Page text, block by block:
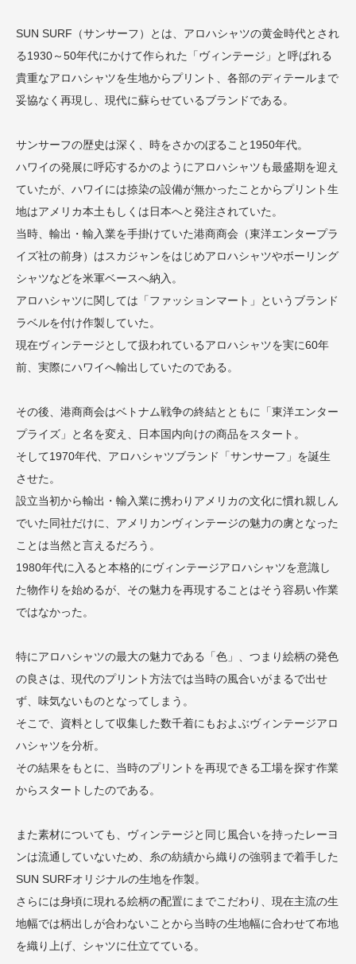
SUN SURF（サンサーフ）とは、アロハシャツの黄金時代とされ
る1930～50年代にかけて作られた「ヴィンテージ」と呼ばれる
貴重なアロハシャツを生地からプリント、各部のディテールまで
妥協なく再現し、現代に蘇らせているブランドである。
サンサーフの歴史は深く、時をさかのぼること1950年代。
ハワイの発展に呼応するかのようにアロハシャツも最盛期を迎え
ていたが、ハワイには捺染の設備が無かったことからプリント生
地はアメリカ本土もしくは日本へと発注されていた。
当時、輸出・輸入業を手掛けていた港商商会（東洋エンタープラ
イズ社の前身）はスカジャンをはじめアロハシャツやボーリング
シャツなどを米軍ベースへ納入。
アロハシャツに関しては「ファッションマート」というブランド
ラベルを付け作製していた。
現在ヴィンテージとして扱われているアロハシャツを実に60年
前、実際にハワイへ輸出していたのである。
その後、港商商会はベトナム戦争の終結とともに「東洋エンター
プライズ」と名を変え、日本国内向けの商品をスタート。
そして1970年代、アロハシャツブランド「サンサーフ」を誕生
させた。
設立当初から輸出・輸入業に携わりアメリカの文化に慣れ親しん
でいた同社だけに、アメリカンヴィンテージの魅力の虜となった
ことは当然と言えるだろう。
1980年代に入ると本格的にヴィンテージアロハシャツを意識し
た物作りを始めるが、その魅力を再現することはそう容易い作業
ではなかった。
特にアロハシャツの最大の魅力である「色」、つまり絵柄の発色
の良さは、現代のプリント方法では当時の風合いがまるで出せ
ず、味気ないものとなってしまう。
そこで、資料として収集した数千着にもおよぶヴィンテージアロ
ハシャツを分析。
その結果をもとに、当時のプリントを再現できる工場を探す作業
からスタートしたのである。
また素材についても、ヴィンテージと同じ風合いを持ったレーヨ
ンは流通していないため、糸の紡績から織りの強弱まで着手した
SUN SURFオリジナルの生地を作製。
さらには身頃に現れる絵柄の配置にまでこだわり、現在主流の生
地幅では柄出しが合わないことから当時の生地幅に合わせて布地
を織り上げ、シャツに仕立てている。